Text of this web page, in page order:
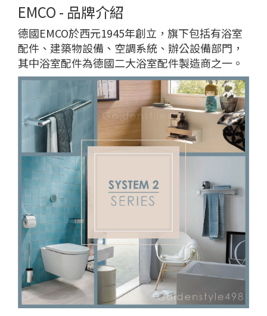
EMCO - 品牌介紹
德國EMCO於西元1945年創立，旗下包括有浴室
配件、建築物設備、空調系統、辦公設備部門，
其中浴室配件為德國二大浴室配件製造商之一。